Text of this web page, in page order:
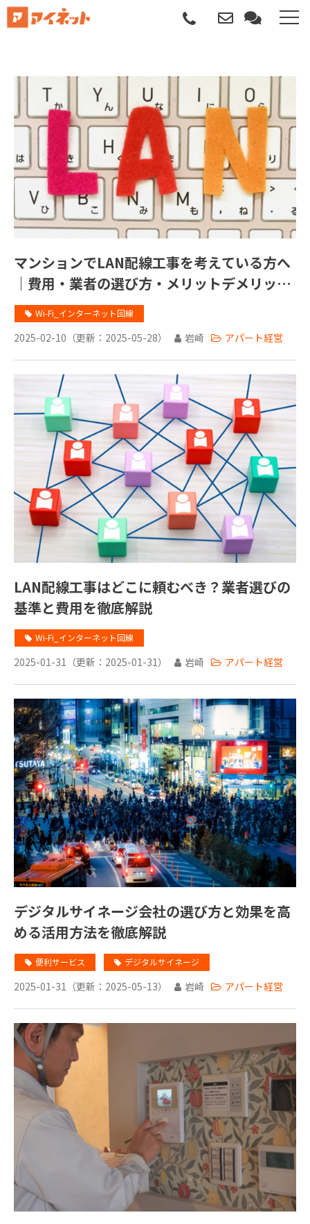
導入について
サポートについて
導入事例
サービス説明動画
監修者一覧
マンションでLAN配線工事を考えている方へ
｜費用・業者の選び方・メリットデメリット
を徹底解説
Wi-Fi_インターネット回線
2025-02-10 （更新： 2025-05-28） 岩崎 アパート経営
LAN配線工事はどこに頼むべき？業者選びの
基準と費用を徹底解説
Wi-Fi_インターネット回線
2025-01-31 （更新： 2025-01-31） 岩崎 アパート経営
デジタルサイネージ会社の選び方と効果を高
める活用方法を徹底解説
便利サービス デジタルサイネージ
2025-01-31 （更新： 2025-05-13） 岩崎 アパート経営